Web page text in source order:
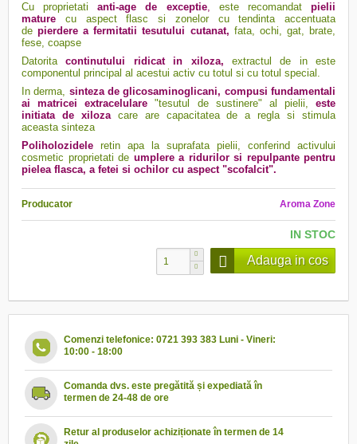
Cu proprietatianti-age de exceptie, este recomandat
pielii
mature cu aspect flasc si zonelor cu tendinta accentuata
de pierdere a fermitatii tesutului cutanat, fata, ochi, gat, brate,
fese, coapse
Datoritacontinutului ridicat in xiloza,
extractul de in este
componentul principal al acestui activ cu totul si cu totul special.
In derma, sinteza de glicosaminoglicani, compusi fundamentali
ai matricei extracelulare "tesutul de sustinere" al pielii,
este
initiata de xiloza
care are capacitatea de a regla si stimula
aceasta sinteza
Poliholozidele retin apa la suprafata pielii, conferind activului
cosmetic proprietati de umplere a ridurilor si repulpante pentru
pielea flasca, a fetei si ochilor cu aspect "scofalcit".
Producator Aroma Zone
IN STOC
Adauga in cos
Comenzi telefonice: 0721 393 383 Luni - Vineri:
10:00 - 18:00
Comanda dvs. este pregătită și expediată în
termen de 24-48 de ore
Retur al produselor achiziționate în termen de 14